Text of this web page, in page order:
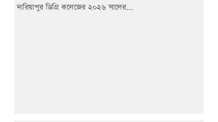
দারিয়াপুর ডিগ্রি কলেজের ২০২৬ সালের...